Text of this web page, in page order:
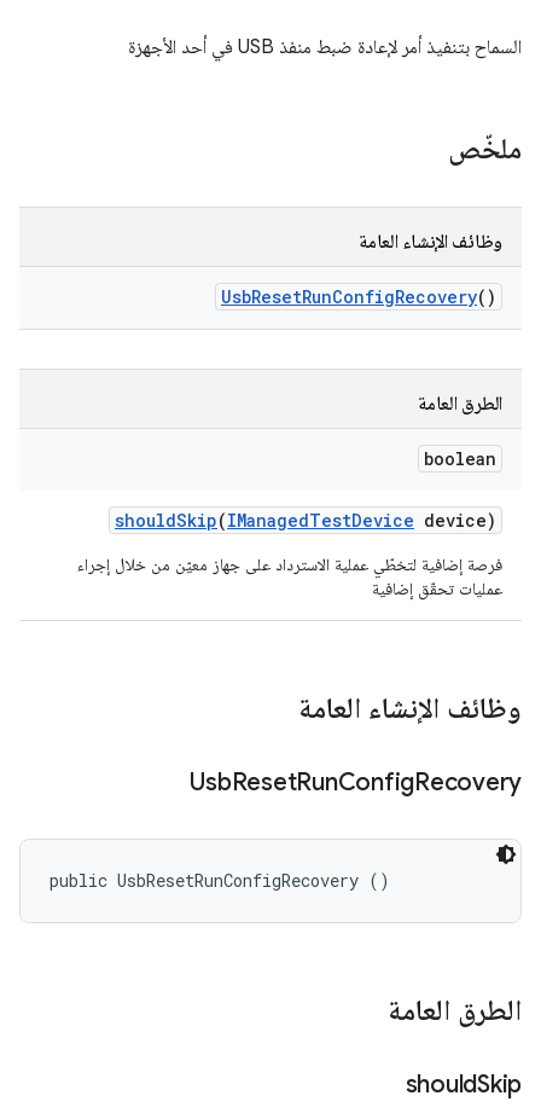
السماح بتنفيذ أمر لإعادة ضبط منفذ USB في أحد الأجهزة
ملخّص
وظائف الإنشاء العامة
UsbResetRunConfigRecovery()
الطرق العامة
boolean
shouldSkip(IManagedTestDevice device)
فرصة إضافية لتخطّي عملية الاسترداد على جهاز معيّن من خلال إجراء
عمليات تحقّق إضافية
وظائف الإنشاء العامة
UsbResetRunConfigRecovery
public UsbResetRunConfigRecovery ()
الطرق العامة
shouldSkip